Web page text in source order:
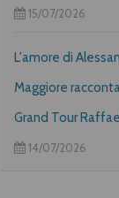
15/07/2026
L'amore di
Maggiore
Grand Tour
14/07/2026